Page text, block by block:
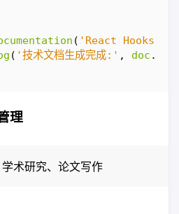
( 'React Hooks'
( '技术文档生成完成:' , doc .
理
术研究、论文写作